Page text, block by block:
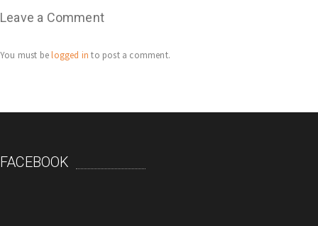
Leave a Comment
You must belogged in to post a comment.
FACEBOOK